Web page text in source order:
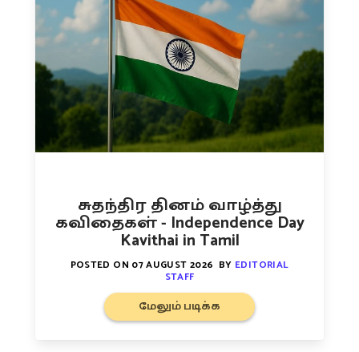
சுதந்திர தினம் வாழ்த்து
கவிதைகள் - Independence Day
Kavithai in Tamil
POSTED ON 07 AUGUST 2026 BY EDITORIAL
STAFF
மேலும் படிக்க